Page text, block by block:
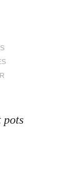
pots